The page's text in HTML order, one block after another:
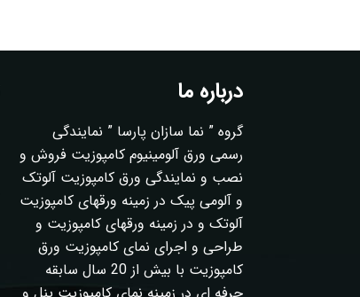
درباره ما
گروه ” نما سازان پارسا ” نمایندگی
رسمی ورق آلومینیوم کامپوزیت فروش و
نصب و نمایندگی ورق کامپوزیت آلوتک
و آلومی پیک در زمینه ورقهای کامپوزیت
آلوتک و در زمینه ورقهای کامپوزیت و
طراحی و اجرای نمای کامپوزیت ورق
کامپوزیت با بیش از 20 سال سابقه